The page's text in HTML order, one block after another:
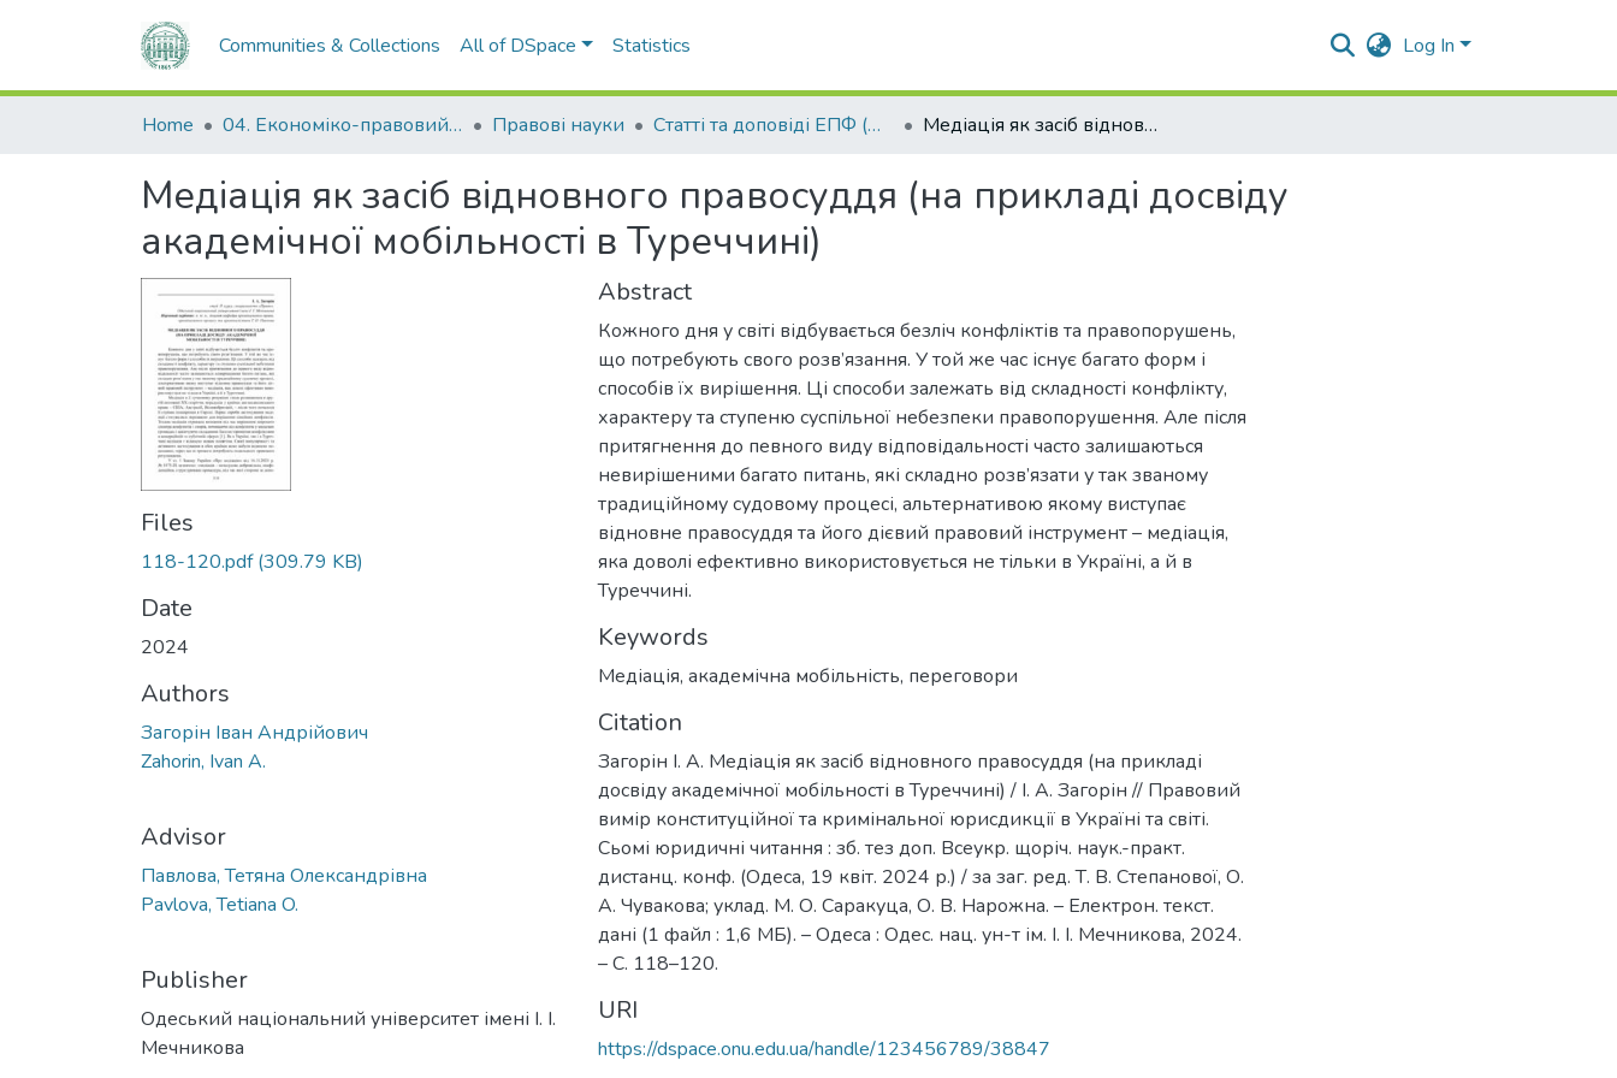
Communities & Collections All of DSpace Statistics Log In
Home 04. Економіко-правовий факультет Правові науки Статті та доповіді ЕПФ (Правові науки) Медіація як засіб відновного правосуддя (на прикладі досвіду академічної мобільності в Туреччині)
Медіація як засіб відновного правосуддя (на прикладі досвіду
академічної мобільності в Туреччині)
Files
118-120.pdf(309.79 KB)
Date
2024
Authors
Загорін Іван Андрійович
Zahorin, Ivan A.
Advisor
Павлова, Тетяна Олександрівна
Pavlova, Tetiana O.
Publisher
Одеський національний університет імені І. І.
Мечникова
Abstract
Кожного дня у світі відбувається безліч конфліктів та правопорушень,
що потребують свого розв’язання. У той же час існує багато форм і
способів їх вирішення. Ці способи залежать від складності конфлікту,
характеру та ступеню суспільної небезпеки правопорушення. Але після
притягнення до певного виду відповідальності часто залишаються
невирішеними багато питань, які складно розв’язати у так званому
традиційному судовому процесі, альтернативою якому виступає
відновне правосуддя та його дієвий правовий інструмент – медіація,
яка доволі ефективно використовується не тільки в Україні, а й в
Туреччині.
Keywords
Медіація, академічна мобільність, переговори
Citation
Загорін І. А. Медіація як засіб відновного правосуддя (на прикладі
досвіду академічної мобільності в Туреччині) / І. А. Загорін // Правовий
вимір конституційної та кримінальної юрисдикції в Україні та світі.
Сьомі юридичні читання : зб. тез доп. Всеукр. щоріч. наук.-практ.
дистанц. конф. (Одеса, 19 квіт. 2024 р.) / за заг. ред. Т. В. Степанової, О.
А. Чувакова; уклад. М. О. Саракуца, О. В. Нарожна. – Електрон. текст.
дані (1 файл : 1,6 МБ). – Одеса : Одес. нац. ун-т ім. І. І. Мечникова, 2024.
– С. 118–120.
URI
https://dspace.onu.edu.ua/handle/123456789/38847